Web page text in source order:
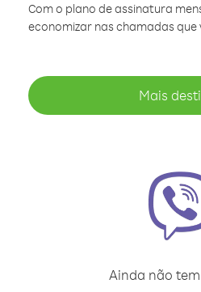
Com o plano de assinatura
economizar nas chamadas que
Mais
Ainda não